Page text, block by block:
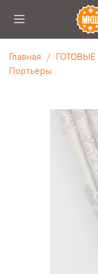
Главная
ГОТОВЫЕ
Портьеры